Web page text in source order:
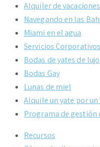
Alquiler de vacaciones
Navegando en las
Miami en el agua
Servicios Corporativos
Bodas de yates de lujo
Bodas Gay
Lunas de miel
Alquile un yate por un
Programa de gestión
Recursos